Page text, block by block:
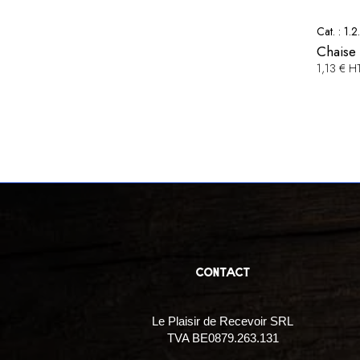
Cat. :
1,13 €
contact
Le Plaisir de Recevoir SRL
TVA BE0879.263.131